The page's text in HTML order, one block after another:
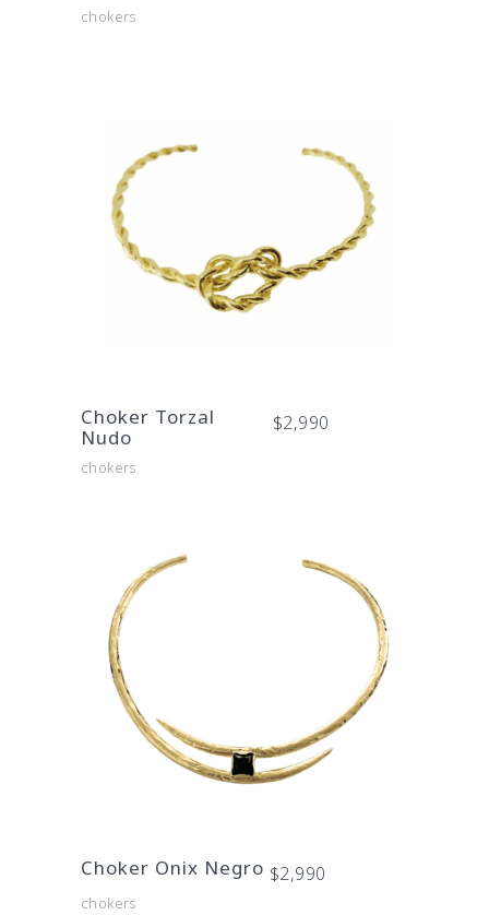
chokers
Choker Torzal
Nudo
$2,990
chokers
Choker Onix Negro $2,990
chokers